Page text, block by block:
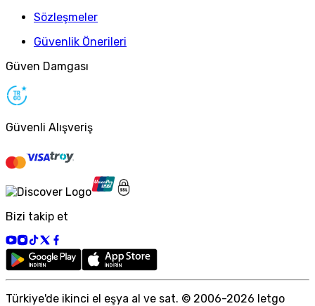
Sözleşmeler
Güvenlik Önerileri
Güven Damgası
Güvenli Alışveriş
Bizi takip et
Türkiye'de ikinci el eşya al ve sat. © 2006-2026 letgo